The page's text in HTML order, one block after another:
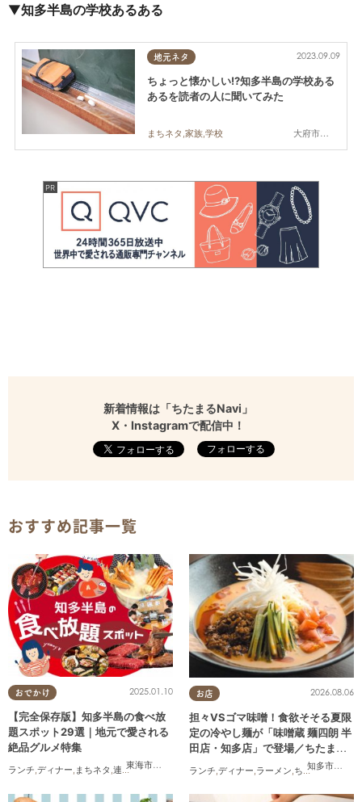
▼知多半島の学校あるある
地元ネタ
大府市,常滑市,東浦町
2023.09.09
ちょっと懐かしい!?知多半島の学校ある
あるを読者の人に聞いてみた
まちネタ,家族,学校
新着情報は「ちたまるNavi」
X・Instagramで配信中！
フォローする
おすすめ記事一覧
おでかけ
東海市
,大府市 知多市, 東浦町, 阿久比町 ,半田市,常滑市 ,
2025.01.10
【完全保存版】知多半島の食べ放
題スポット29選｜地元で愛される
絶品グルメ特集
ランチ,ディナー, まちネタ ,連載 ,コスパ抜群
お店
知多市
,半田
2026.08.06
担々VSゴマ味噌！食欲そそる夏限
定の冷やし麺が「味噌蔵 麺四朗 半
田店・知多店」で登場／ちたまる
ランチ ディナー ラーメン ちたまる広告